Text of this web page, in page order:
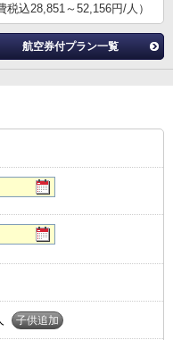
税込28,851～52,156円/人）
航空券付プラン一覧
子供追加